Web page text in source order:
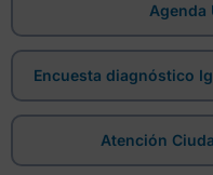
Agenda
Encuesta diagnóstico
Atención